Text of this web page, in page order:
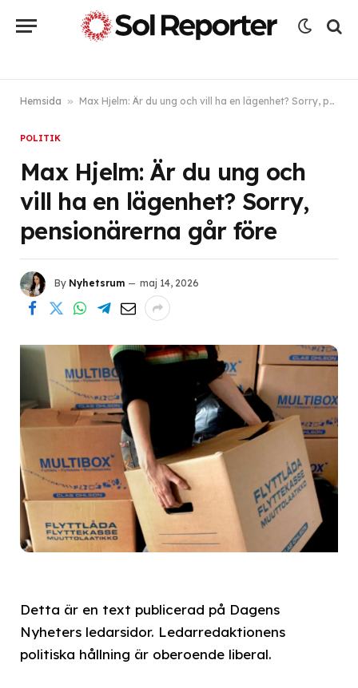
Hemsida » Max Hjelm: Är du ung och vill ha en lägenhet? Sorry, pensionärerna går före
POLITIK
Max Hjelm: Är du ung och
vill ha en lägenhet? Sorry,
pensionärerna går före
By Nyhetsrum maj 14, 2026
Detta är en text publicerad på Dagens
Nyheters ledarsidor. Ledarredaktionens
politiska hållning är oberoende liberal.